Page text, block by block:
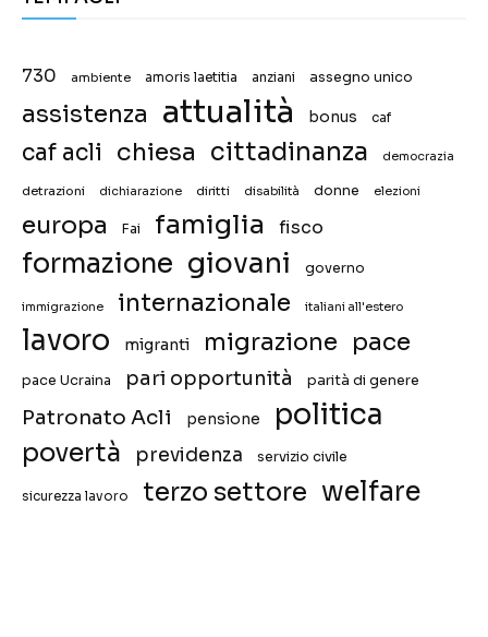
730 ambiente amoris laetitia anziani assegno unico
assistenza attualità bonus caf
caf acli chiesa cittadinanza democrazia
detrazioni dichiarazione diritti disabilità donne elezioni
europa Fai famiglia fisco
formazione giovani governo
immigrazione internazionale italiani all'estero
lavoro migranti migrazione pace
pace Ucraina pari opportunità parità di genere
Patronato Acli pensione politica
povertà previdenza servizio civile
sicurezza lavoro terzo settore welfare